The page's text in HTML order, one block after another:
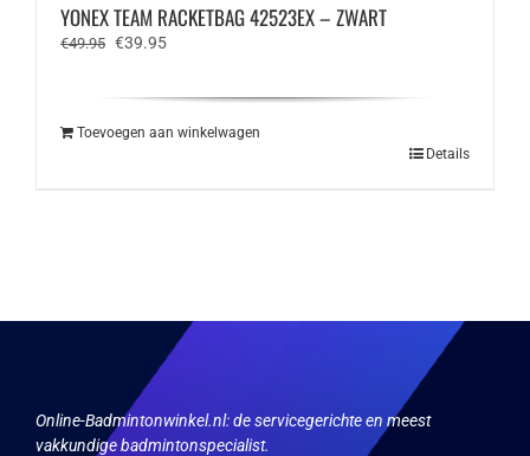
YONEX TEAM RACKETBAG 42523EX – ZWART
€49.95 Oorspronkelijke
€39.95Huidige
Toevoegen aan winkelwagen
Details
Online-Badmintonwinkel.nl:de servicegerichte en meest
vakkundige badmintonspecialist.